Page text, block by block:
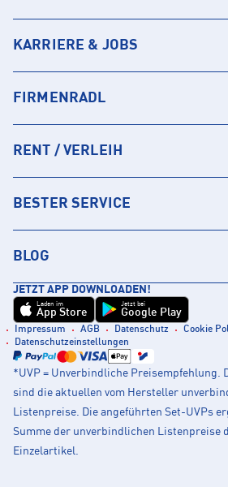
KARRIERE & JOBS
FIRMENRADL
RENT / VERLEIH
BESTER SERVICE
BLOG
JETZT APP DOWNLOADEN!
Laden im
App Store
Jetzt bei
Google Play
Impressum AGB Datenschutz
Cookie
Datenschutzeinstellungen
*UVP = Unverbindliche Preisempfehlung.
sind die aktuellen vom Hersteller
Listenpreise. Die angeführten Set-UVPs
Summe der unverbindlichen Listenpreise
Einzelartikel.